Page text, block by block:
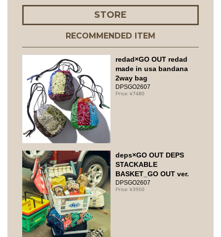
STORE
RECOMMENDED ITEM
redad×GO OUT redad
made in usa bandana
2way bag
DPSGO2607
7480
deps×GO OUT DEPS
STACKABLE
BASKET_GO OUT ver.
DPSGO2607
3950